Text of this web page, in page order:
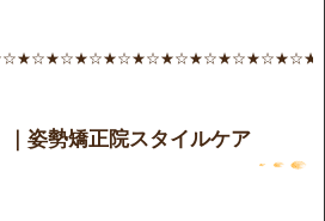
｜姿勢矯正院スタイルケア